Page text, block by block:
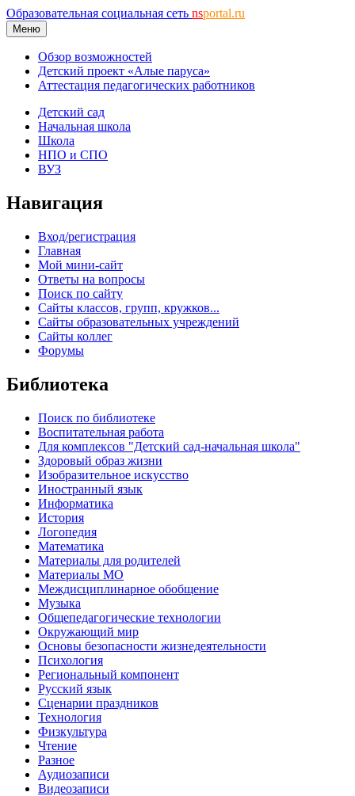
Образовательная социальная сеть nsportal.ru
Меню
Обзор возможностей
Детский проект «Алые паруса»
Аттестация педагогических работников
Детский сад
Начальная школа
Школа
НПО и СПО
ВУЗ
Навигация
Вход/регистрация
Главная
Мой мини-сайт
Ответы на вопросы
Поиск по сайту
Сайты классов, групп, кружков...
Сайты образовательных учреждений
Сайты коллег
Форумы
Библиотека
Поиск по библиотеке
Воспитательная работа
Для комплексов "Детский сад-начальная школа"
Здоровый образ жизни
Изобразительное искусство
Иностранный язык
Информатика
История
Логопедия
Математика
Материалы для родителей
Материалы МО
Междисциплинарное обобщение
Музыка
Общепедагогические технологии
Окружающий мир
Основы безопасности жизнедеятельности
Психология
Региональный компонент
Русский язык
Сценарии праздников
Технология
Физкультура
Чтение
Разное
Аудиозаписи
Видеозаписи